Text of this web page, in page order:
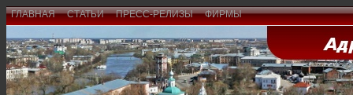
ГЛАВНАЯ СТАТЬИ ПРЕСС-РЕЛИЗЫ ФИРМЫ